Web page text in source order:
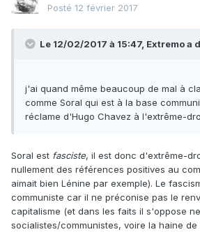
Posté 12 février 2017
Le 12/02/2017 à 15:47, Extremoa
j'ai quand même beaucoup de mal à
comme Soral qui est à la base
réclame d'Hugo Chavez à l'extrême-
Soral est fasciste, il est donc d'extrême-
nullement des références positives au
aimait bien Lénine par exemple). Le
communiste car il ne préconise pas le
capitalisme (et dans les faits il s'oppose
socialistes/communistes, voire la haine de